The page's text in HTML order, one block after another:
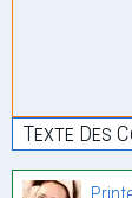
Texte Des